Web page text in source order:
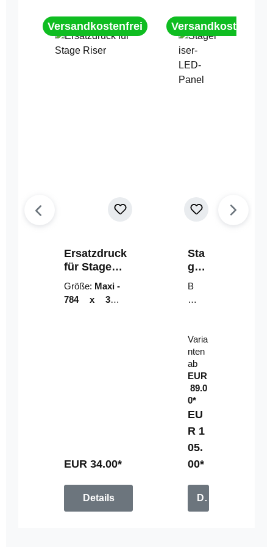
Versandkostenfrei
Ersatzdruck
für Stage
Riser
Größe: Maxi -
784 x 314
EUR 34.00*
Details
Versandkostenfrei
Sta
geri
ser-
LE
D-
el
B
un
mi
t
Fe
rn
be
di
en
u
n
g
Varia
nten
ab
EUR
89.0
0*
EU
R 1
05.
00*
Details